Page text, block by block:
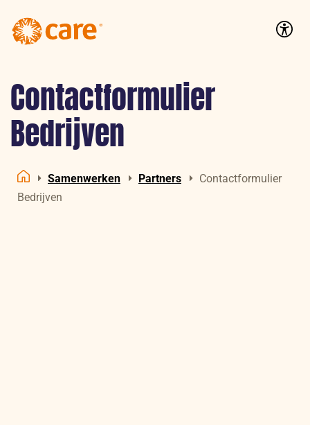
Contactformulier
Bedrijven
Home
Samenwerken Partners
Contactformulier
Bedrijven